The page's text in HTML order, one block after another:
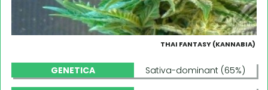
THAI FANTASY (KANNABIA)
GENETICA Sativa-dominant (65%)